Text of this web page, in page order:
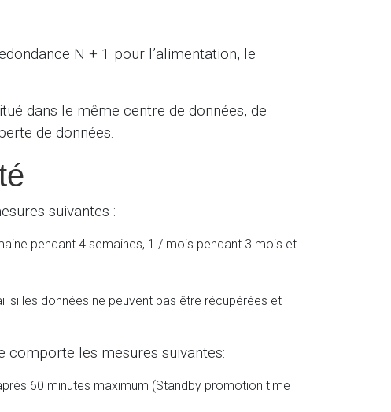
N + 1 pour l’alimentation, le
dans le même centre de données, de
de données.
suivantes :
pendant 4 semaines, 1 / mois pendant 3 mois et
si les données ne peuvent pas être récupérées et
comporte les mesures suivantes:
60 minutes maximum (Standby promotion time